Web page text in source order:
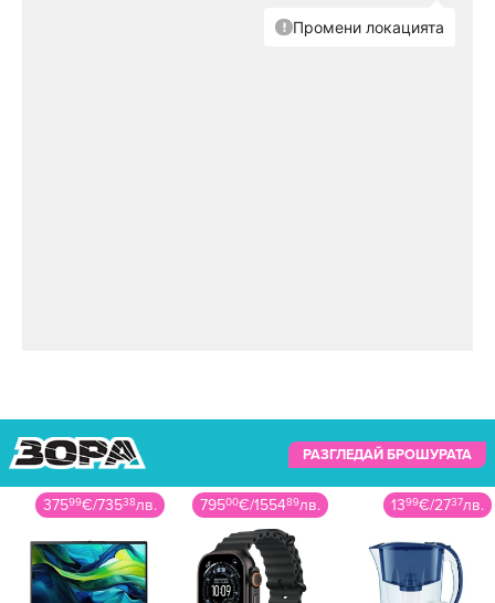
РАЗГЛЕДАЙ БРОШУРАТА
37599€/73538лв. 79500€/155489лв. 1399€/2737лв.